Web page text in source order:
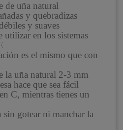
de uña natural
y quebradizas
y suaves
utilizar en los sistemas
es el mismo que con
la uña natural 2-3 mm
hace que sea fácil
C, mientras tienes un
gotear ni manchar la